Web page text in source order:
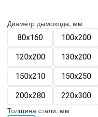
Диаметр дымохода, мм
80х160 100х200
120х200 130х200
150х210 150х250
200х280 220х300
Толщина стали, мм